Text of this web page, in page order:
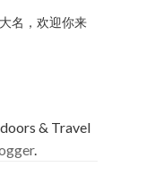
名，欢迎你来
& Travel
.